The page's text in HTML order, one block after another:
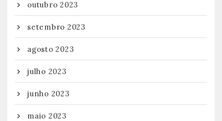
outubro 2023
setembro 2023
agosto 2023
julho 2023
junho 2023
maio 2023